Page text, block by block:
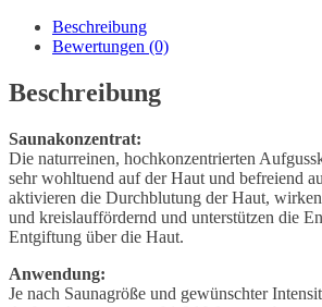
Beschreibung
Bewertungen (0)
Beschreibung
Saunakonzentrat:
Die naturreinen, hochkonzentrierten
sehr wohltuend auf der Haut und befreiend
aktivieren die Durchblutung der Haut,
und kreislauffördernd und unterstützen die
Entgiftung über die Haut.
Anwendung:
Je nach Saunagröße und gewünschter